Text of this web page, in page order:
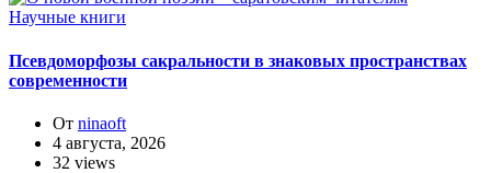
Научные книги
Псевдоморфозы сакральности в знаковых пространствах
современности
От ninaoft
4 августа, 2026
32 views